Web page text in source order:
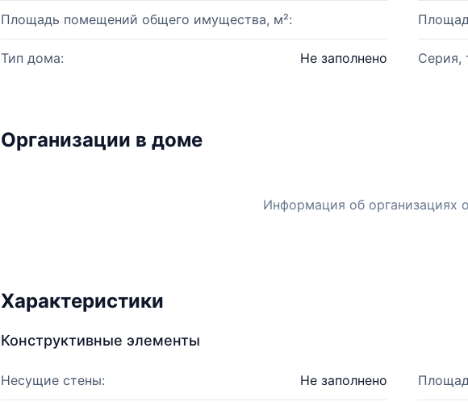
Площадь помещений общего имущества, м²:
Тип дома: Не заполнено Серия,
Организации в доме
Информация об организациях
Характеристики
Конструктивные элементы
Несущие стены: Не заполнено